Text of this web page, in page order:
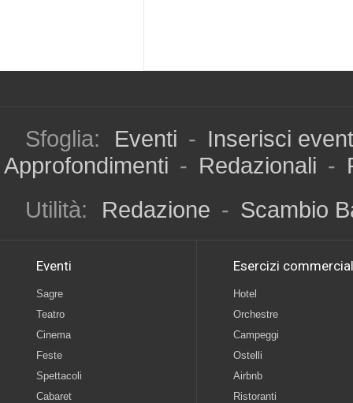
Sfoglia: Eventi - Inserisci
Approfondimenti - Redazionali -
Utilità:
Redazione - Scambio
Eventi
Sagre
Teatro
Cinema
Feste
Spettacoli
Cabaret
Esercizi
Hotel
Orchestre
Campeggi
Ostelli
Airbnb
Ristoranti